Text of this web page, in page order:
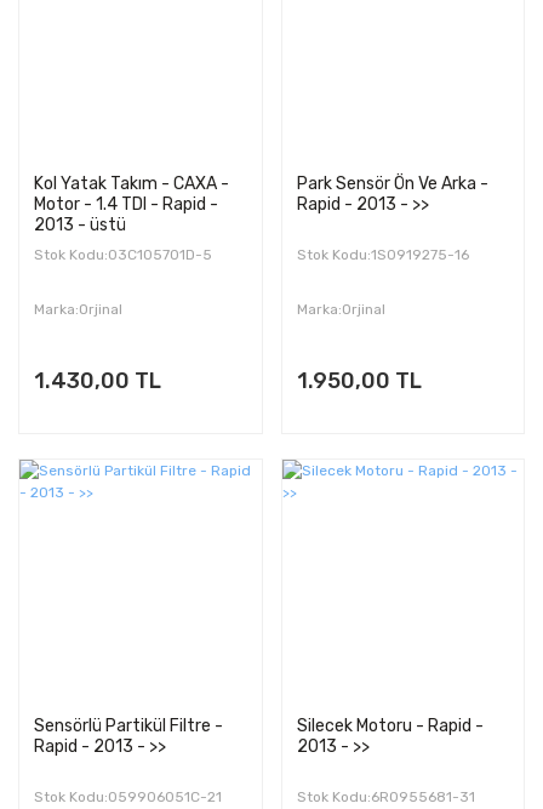
Kol Yatak Takım - CAXA -
Motor - 1.4 TDI - Rapid -
2013 - üstü
Stok Kodu:03C105701D-5
Marka:Orjinal
1.430,00 TL
Park Sensör Ön Ve Arka -
Rapid - 2013 - >>
Stok Kodu:1S0919275-16
Marka:Orjinal
1.950,00 TL
Sensörlü Partikül Filtre -
Rapid - 2013 - >>
Stok Kodu:059906051C-21
Silecek Motoru - Rapid -
2013 - >>
Stok Kodu:6R0955681-31